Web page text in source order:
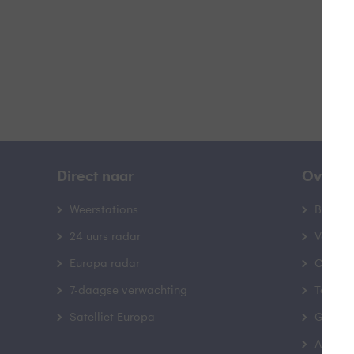
Direct naar
Weerstations
24 uurs radar
Europa radar
7-daagse verwachting
Satelliet Europa
Over
Contact